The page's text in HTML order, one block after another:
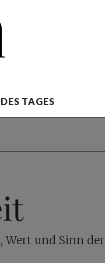
TAGES
Wert und Sinn der